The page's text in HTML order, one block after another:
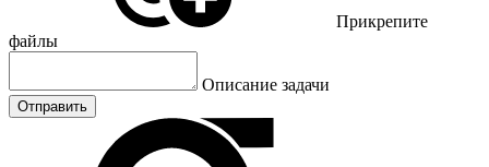
Прикрепите
файлы
Описание задачи
Отправить